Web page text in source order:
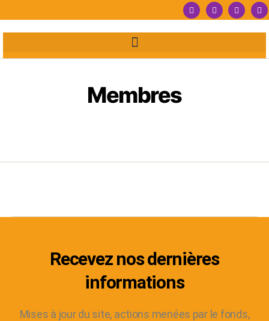
Membres
Recevez nos dernières
informations
Mises à jour du site, actions menées par le fonds,